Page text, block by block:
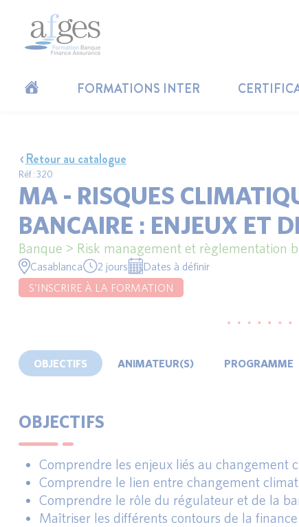
FORMATIONS INTER
Retour au catalogue
Réf : 320
MA - RISQUES
BANCAIRE : ENJEUX ET
Banque > Risk management et règlementation
Casablanca 2 jours
Dates à définir
S'INSCRIRE À LA FORMATION
OBJECTIFS ANIMATEUR(S) PROGRAMME
OBJECTIFS
Comprendre les enjeux liés au changement
Comprendre le lien entre changement
Comprendre le rôle du régulateur et de la
Maîtriser les différents contours de la